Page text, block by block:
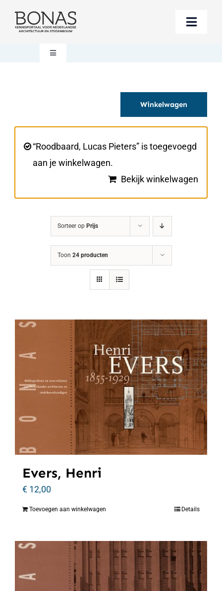
naar
Toggle
Berichten
Steun BONAS
Toggle
Winkelwagen
Winkelwagen
“Roodbaard, Lucas Pieters” is toegevoegd
aan je winkelwagen.
Bekijk winkelwagen
Sorteer op Prijs
Toon 24 producten
Evers, Henri
€ 12,00
Toevoegen aan winkelwagen Details